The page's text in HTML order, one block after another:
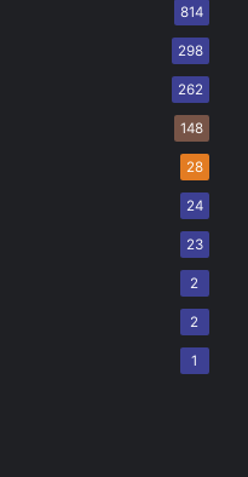
814
298
262
148
28
24
23
2
2
1